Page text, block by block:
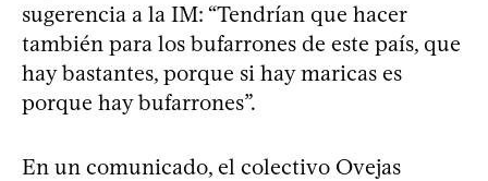
sugerencia a la IM: “Tendrían que hacer
también para los bufarrones de este país, que
hay bastantes, porque si hay maricas es
porque hay bufarrones”.
En un comunicado, el colectivo Ovejas